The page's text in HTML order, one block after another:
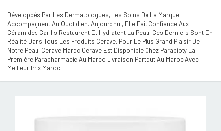
Développés Par Les Dermatologues, Les Soins De La Marque
Accompagnent Au Quotidien. Aujourd'hui, Elle Fait Confiance Aux
Céramides Car Ils Restaurent Et Hydratent La Peau. Ces Derniers Sont En
Réalité Dans Tous Les Produits Cerave, Pour Le Plus Grand Plaisir De
Notre Peau. Cerave Maroc Cerave Est Disponible Chez Parabioty La
Première Parapharmacie Au Marco Livraison Partout Au Maroc Avec
Meilleur Prix Maroc